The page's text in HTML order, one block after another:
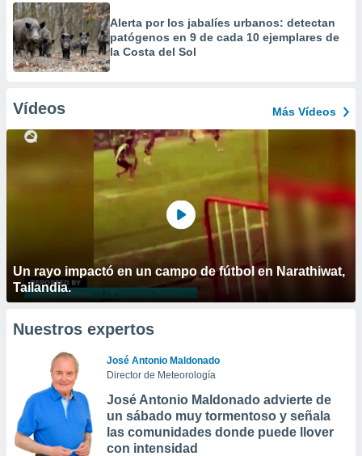
Alerta por los jabalíes urbanos: detectan
patógenos en 9 de cada 10 ejemplares de
la Costa del Sol
Vídeos Más Vídeos
Un rayo impactó en un campo de fútbol en Narathiwat,
Tailandia.
Nuestros expertos
José Antonio Maldonado
Director de Meteorología
José Antonio Maldonado advierte de
un sábado muy tormentoso y señala
las comunidades donde puede llover
con intensidad